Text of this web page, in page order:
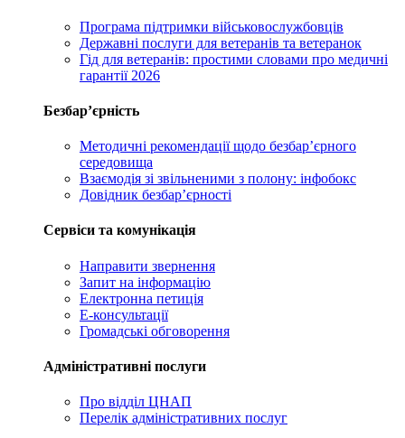
Програма підтримки військовослужбовців
Державні послуги для ветеранів та ветеранок
Гід для ветеранів: простими словами про медичні
гарантії 2026
Безбар’єрність
Методичні рекомендації щодо безбар’єрного
середовища
Взаємодія зі звільненими з полону: інфобокс
Довідник безбар’єрності
Сервіси та комунікація
Направити звернення
Запит на інформацію
Електронна петиція
Е-консультації
Громадські обговорення
Адміністративні послуги
Про відділ ЦНАП
Перелік адміністративних послуг